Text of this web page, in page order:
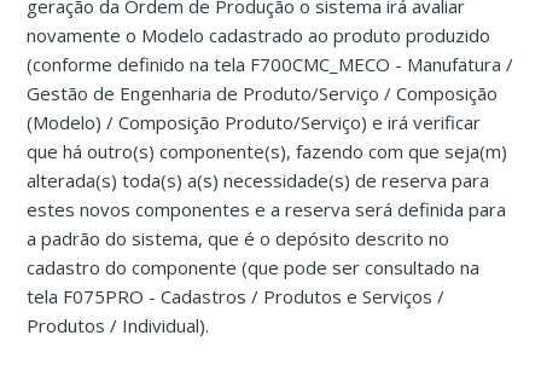
geração da Ordem de Produção o sistema irá avaliar
novamente o Modelo cadastrado ao produto produzido
(conforme definido na tela F700CMC_MECO - Manufatura /
Gestão de Engenharia de Produto/Serviço / Composição
(Modelo) / Composição Produto/Serviço) e irá verificar
que há outro(s) componente(s), fazendo com que seja(m)
alterada(s) toda(s) a(s) necessidade(s) de reserva para
estes novos componentes e a reserva será definida para
a padrão do sistema, que é o depósito descrito no
cadastro do componente (que pode ser consultado na
tela F075PRO - Cadastros / Produtos e Serviços /
Produtos / Individual).